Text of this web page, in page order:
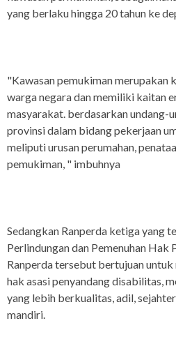
yang berlaku hingga 20 tahun ke
"Kawasan pemukiman merupakan
warga negara dan memiliki kaitan
masyarakat. berdasarkan undang-
provinsi dalam bidang pekerjaan
meliputi urusan perumahan,
pemukiman, " imbuhnya
Sedangkan Ranperda ketiga yang
Perlindungan dan Pemenuhan Hak
Ranperda tersebut bertujuan
hak asasi penyandang disabilitas,
yang lebih berkualitas, adil,
mandiri.